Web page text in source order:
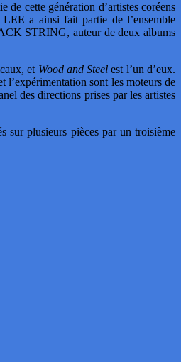
cette génération d’artistes coréens
a ainsi fait partie de l’ensemble
STRING, auteur de deux albums
et Wood and Steel est l’un d’eux.
l’expérimentation sont les moteurs de
des directions prises par les artistes
sur plusieurs pièces par un troisième